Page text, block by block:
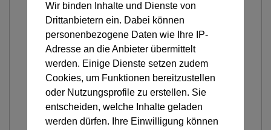
Wir binden Inhalte und Dienste von
Drittanbietern ein. Dabei können
personenbezogene Daten wie Ihre IP-
Adresse an die Anbieter übermittelt
werden. Einige Dienste setzen zudem
Cookies, um Funktionen bereitzustellen
oder Nutzungsprofile zu erstellen. Sie
entscheiden, welche Inhalte geladen
werden dürfen. Ihre Einwilligung können